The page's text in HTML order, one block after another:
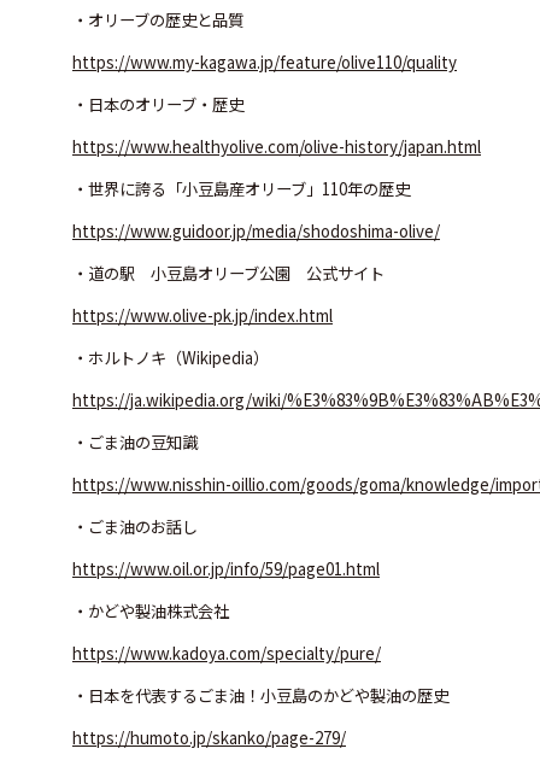
・オリーブの歴史と品質
https://www.my-kagawa.jp/feature/olive110/quality
・日本のオリーブ・歴史
https://www.healthyolive.com/olive-history/japan.html
・世界に誇る「小豆島産オリーブ」110年の歴史
https://www.guidoor.jp/media/shodoshima-olive/
・道の駅 小豆島オリーブ公園 公式サイト
https://www.olive-pk.jp/index.html
・ホルトノキ（Wikipedia）
https://ja.wikipedia.org/wiki/
・ごま油の豆知識
https://www.nisshin-oillio.com/goods/goma/knowledge/
・ごま油のお話し
https://www.oil.or.jp/info/59/page01.html
・かどや製油株式会社
https://www.kadoya.com/specialty/pure/
・日本を代表するごま油！小豆島のかどや製油の歴史
https://humoto.jp/skanko/page-279/